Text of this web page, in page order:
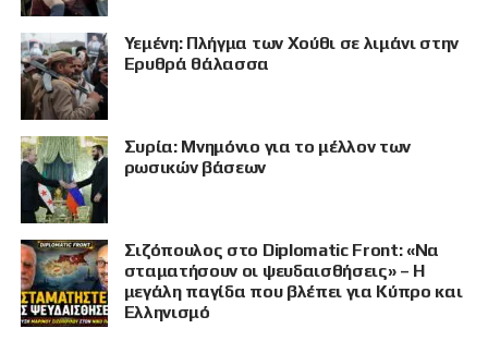
ΠΡΟΒΟΛΗ
Υεμένη: Πλήγμα των Χούθι σε λιμάνι στην
Ερυθρά θάλασσα
Συρία: Μνημόνιο για το μέλλον των
ρωσικών βάσεων
Σιζόπουλος στο Diplomatic Front: «Να
σταματήσουν οι ψευδαισθήσεις» – Η
μεγάλη παγίδα που βλέπει για Κύπρο και
Ελληνισμό